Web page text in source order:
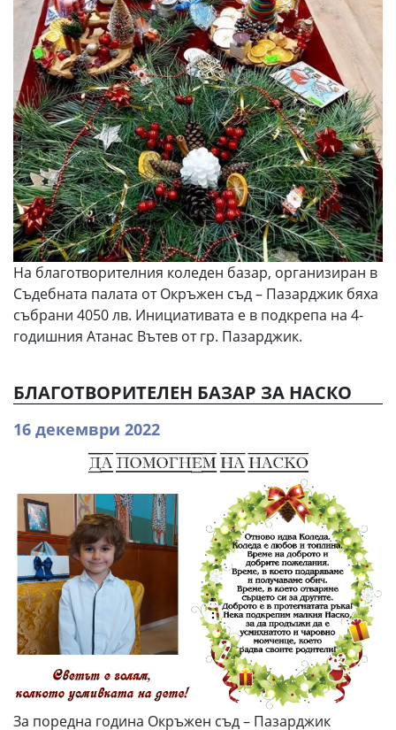
На благотворителния коледен базар, организиран в
Съдебната палата от Окръжен съд – Пазарджик бяха
събрани 4050 лв. Инициативата е в подкрепа на 4-
годишния Атанас Вътев от гр. Пазарджик.
БЛАГОТВОРИТЕЛЕН БАЗАР ЗА НАСКО
16 декември 2022
За поредна година Окръжен съд – Пазарджик